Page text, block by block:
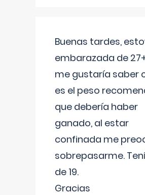
Buenas tardes,
embarazada de
me gustaría saber
es el peso
que debería haber
ganado, al estar
confinada me
sobrepasarme.
de 19.
Gracias